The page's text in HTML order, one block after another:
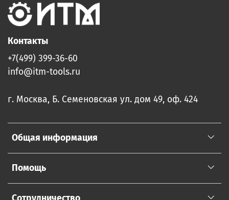
Общая информация
Помощь
Контакты
+7(499) 399-36-60
info@itm-tools.ru
г. Москва, Б. Семеновская ул. дом 49, оф. 424